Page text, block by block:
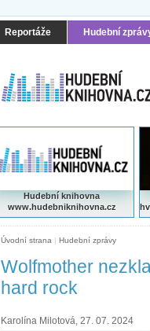
Reportáže Hudební
Hudební knihovna
www.hudebniknihovna.cz
Úvodní strana | Hudební zprávy
Wolfmother
hard rock
Karolína Milotová, 27. 07. 2024